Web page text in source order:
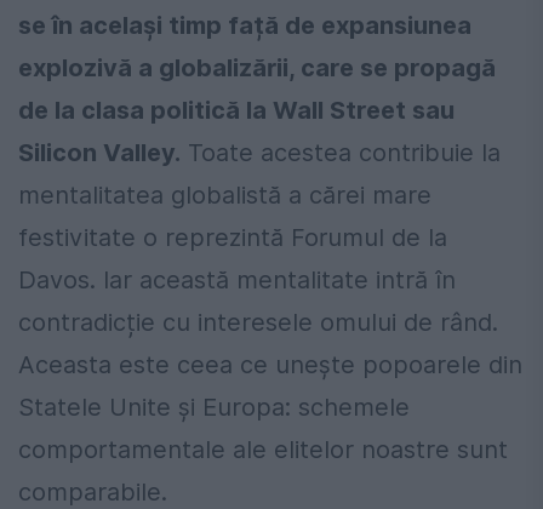
se în același timp față de expansiunea
explozivă a globalizării, care se propagă
de la clasa politică la Wall Street sau
Silicon Valley. Toate acestea contribuie la
mentalitatea globalistă a cărei mare
festivitate o reprezintă Forumul de la
Davos. Iar această mentalitate intră în
contradicție cu interesele omului de rând.
Aceasta este ceea ce unește popoarele din
Statele Unite și Europa: schemele
comportamentale ale elitelor noastre sunt
comparabile.